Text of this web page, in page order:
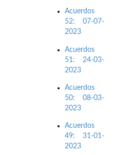
Acuerdos
52: 07-07-
2023
Acuerdos
51: 24-03-
2023
Acuerdos
50: 08-03-
2023
Acuerdos
49: 31-01-
2023